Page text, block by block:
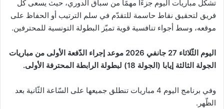
تشكّل مباريات اليوم جزءًا مهمًا من سباق الدوري، حيث يسعى كل
فريق لتحقيق نقاط حاسمة للتقدّم في سلم الترتيب أو الحفاظ على
موقعه، وسط أجواء تنافسية قوية تميّز البطولة التونسية للمحترفين.
اليوم الثّلاثاء 27 جانفي 2026 موعد إجراء الدّفعة الأولى من مباريات
الجولة الثالثة إيابا (الجولة 18) لبطولة الرابطة المحترفة الأولى.
وفي برنامج اليوم 4 مباريات تنطلق جميعها على السّاعة الثّانية بعد
الظّهر.